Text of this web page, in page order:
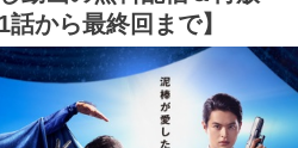
から最終回まで】